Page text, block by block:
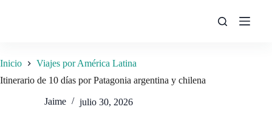
Inicio
Viajes por América Latina
Itinerario de 10 días por Patagonia argentina y chilena
Jaime julio 30, 2026